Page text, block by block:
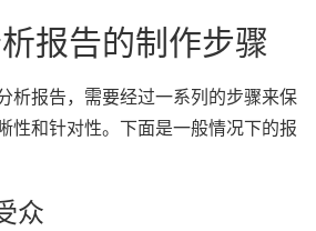
报告的制作步骤
析报告，需要经过一系列的步骤来保
性和针对性。下面是一般情况下的报
众